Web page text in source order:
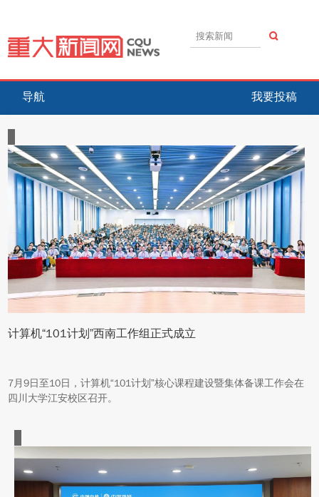
导航 我要投稿
计算机“101计划”西南工作组正式成立
7月9日至10日，计算机“101计划”核心课程建设暨集体备课工作会在
四川大学江安校区召开。